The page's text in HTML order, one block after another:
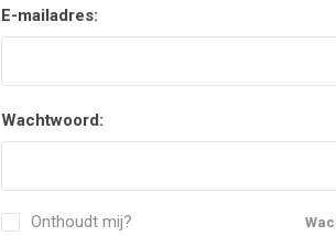
E-mailadres:
Wachtwoord:
Onthoudt mij?